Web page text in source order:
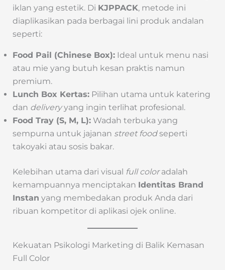
iklan yang estetik. Di KJPPACK, metode ini
diaplikasikan pada berbagai lini produk andalan
seperti:
Food Pail (Chinese Box):Ideal untuk menu nasi
atau mie yang butuh kesan praktis namun
premium.
Lunch Box Kertas:Pilihan utama untuk katering
dan deliveryyang ingin terlihat profesional.
Food Tray (S, M, L):Wadah terbuka yang
sempurna untuk jajanan street foodseperti
takoyaki atau sosis bakar.
Kelebihan utama dari visual full coloradalah
kemampuannya menciptakan Identitas Brand
Instan yang membedakan produk Anda dari
ribuan kompetitor di aplikasi ojek online.
Kekuatan Psikologi Marketing di Balik Kemasan
Full Color